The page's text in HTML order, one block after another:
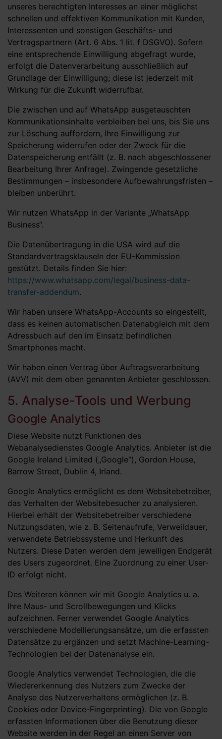
unseres berechtigten Interesses an einer möglichst
schnellen und effektiven Kommunikation mit Kunden,
Interessenten und sonstigen Geschäfts- und
Vertragspartnern (Art. 6 Abs. 1 lit. f DSGVO). Sofern
eine entsprechende Einwilligung abgefragt wurde,
erfolgt die Datenverarbeitung ausschließlich auf
Grundlage der Einwilligung; diese ist jederzeit mit
Wirkung für die Zukunft widerrufbar.
Die zwischen und auf WhatsApp ausgetauschten
Kommunikationsinhalte verbleiben bei uns, bis Sie uns
zur Löschung auffordern, Ihre Einwilligung zur
Speicherung widerrufen oder der Zweck für die
Datenspeicherung entfällt (z. B. nach abgeschlossener
Bearbeitung Ihrer Anfrage). Zwingende gesetzliche
Bestimmungen – insbesondere Aufbewahrungsfristen –
bleiben unberührt.
Wir nutzen WhatsApp in der Variante „WhatsApp
Business“.
Die Datenübertragung in die USA wird auf die
Standardvertragsklauseln der EU-Kommission
gestützt. Details finden Sie hier:
https://www.whatsapp.com/legal/business-data-
transfer-addendum.
Wir haben unsere WhatsApp-Accounts so eingestellt,
dass es keinen automatischen Datenabgleich mit dem
Adressbuch auf den im Einsatz befindlichen
Smartphones macht.
Wir haben einen Vertrag über Auftragsverarbeitung
(AVV) mit dem oben genannten Anbieter geschlossen.
5. Analyse-Tools und Werbung
Google Analytics
Diese Website nutzt Funktionen des
Webanalysedienstes Google Analytics. Anbieter ist die
Google Ireland Limited („Google“), Gordon House,
Barrow Street, Dublin 4, Irland.
Google Analytics ermöglicht es dem Websitebetreiber,
das Verhalten der Websitebesucher zu analysieren.
Hierbei erhält der Websitebetreiber verschiedene
Nutzungsdaten, wie z. B. Seitenaufrufe, Verweildauer,
verwendete Betriebssysteme und Herkunft des
Nutzers. Diese Daten werden dem jeweiligen Endgerät
des Users zugeordnet. Eine Zuordnung zu einer User-
ID erfolgt nicht.
Des Weiteren können wir mit Google Analytics u. a.
Ihre Maus- und Scrollbewegungen und Klicks
aufzeichnen. Ferner verwendet Google Analytics
verschiedene Modellierungsansätze, um die erfassten
Datensätze zu ergänzen und setzt Machine-Learning-
Technologien bei der Datenanalyse ein.
Google Analytics verwendet Technologien, die die
Wiedererkennung des Nutzers zum Zwecke der
Analyse des Nutzerverhaltens ermöglichen (z. B.
Cookies oder Device-Fingerprinting). Die von Google
erfassten Informationen über die Benutzung dieser
Website werden in der Regel an einen Server von